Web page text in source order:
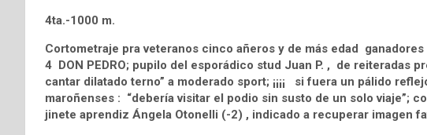
4ta.-1000 m.
Cortometraje pra veteranos cinco añeros y de más edad
4 DON PEDRO; pupilo del esporádico stud Juan P. , de reiteradas
cantar dilatado terno” a moderado sport; ¡¡¡¡ si fuera un pálido
maroñenses : “debería visitar el podio sin susto de un solo viaje”;
jinete aprendiz Ángela Otonelli (-2) , indicado a recuperar imagen